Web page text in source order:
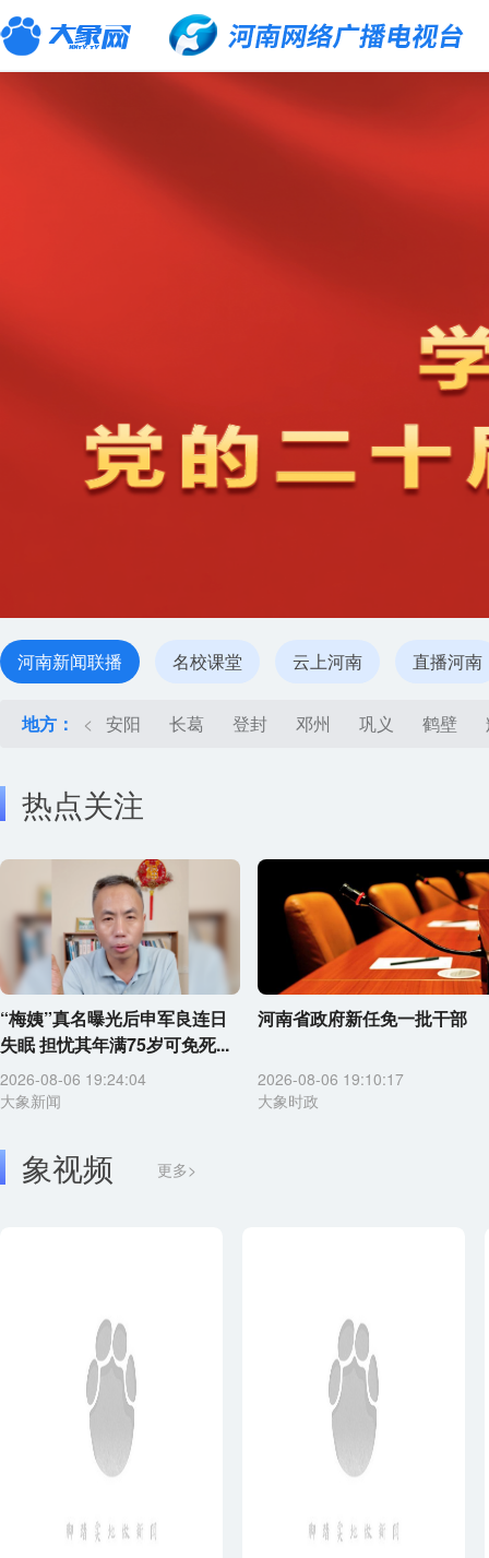
河南新闻联播 名校课堂 云上河南 直播河南
地方： < 安阳 长葛 登封 邓州 巩义 鹤壁
热点关注
“梅姨”真名曝光后申军良连日
失眠 担忧其年满75岁可免死...
2026-08-06 19:24:04
大象新闻
河南省政府新任免一批干部
2026-08-06 19:10:17
大象时政
象视频 更多>